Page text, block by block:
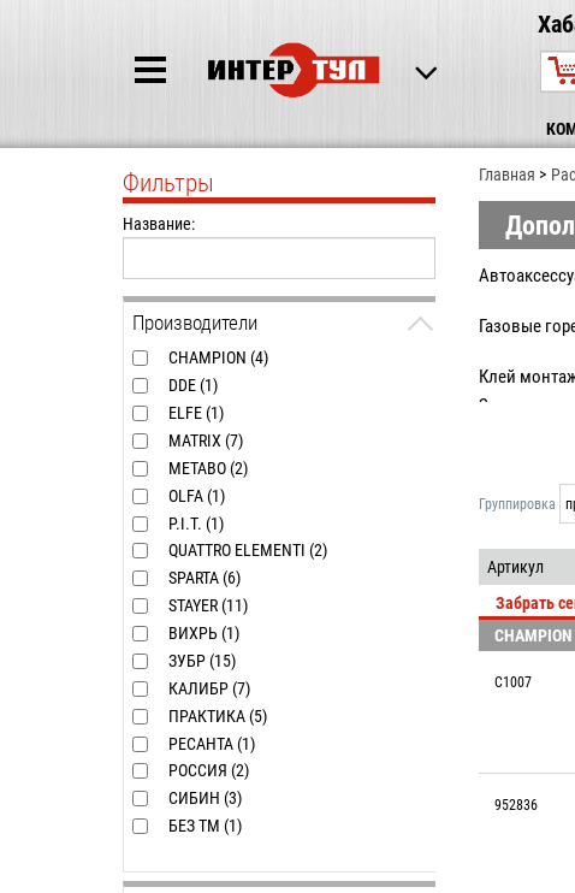
Главная
Газовые
Клей
Защитная
Ножи и
Стекло
Стремянки
Тросы
Хомуты
Группировка
Артикул
Забрать
CHAMPION
C1007
952836
Фильтры
Название:
Производители
CHAMPION (4)
DDE (1)
ELFE (1)
MATRIX (7)
METABO (2)
OLFA (1)
P.I.T. (1)
QUATTRO ELEMENTI (2)
SPARTA (6)
STAYER (11)
ВИХРЬ (1)
ЗУБР (15)
КАЛИБР (7)
ПРАКТИКА (5)
РЕСАНТА (1)
РОССИЯ (2)
СИБИН (3)
БЕЗ ТМ (1)